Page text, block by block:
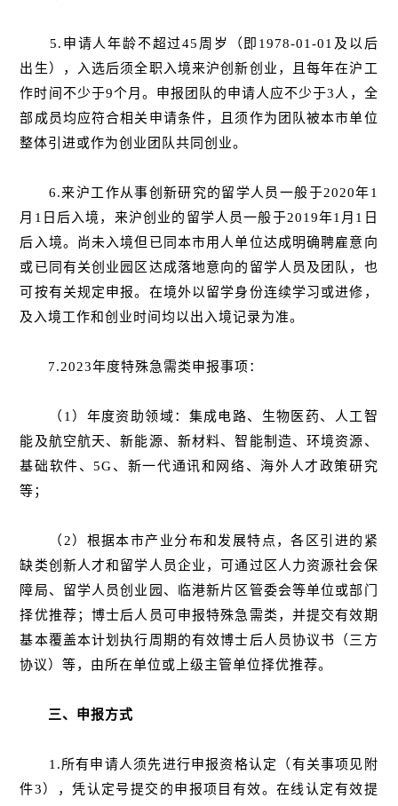
5.申请人年龄不超过45周岁（即1978-01-01及以后
出生），入选后须全职入境来沪创新创业，且每年在沪工
作时间不少于9个月。申报团队的申请人应不少于3人，全
部成员均应符合相关申请条件，且须作为团队被本市单位
整体引进或作为创业团队共同创业。
6.来沪工作从事创新研究的留学人员一般于2020年1
月1日后入境，来沪创业的留学人员一般于2019年1月1日
后入境。尚未入境但已同本市用人单位达成明确聘雇意向
或已同有关创业园区达成落地意向的留学人员及团队，也
可按有关规定申报。在境外以留学身份连续学习或进修，
及入境工作和创业时间均以出入境记录为准。
7.2023年度特殊急需类申报事项：
（1）年度资助领域：集成电路、生物医药、人工智
能及航空航天、新能源、新材料、智能制造、环境资源、
基础软件、5G、新一代通讯和网络、海外人才政策研究
等；
（2）根据本市产业分布和发展特点，各区引进的紧
缺类创新人才和留学人员企业，可通过区人力资源社会保
障局、留学人员创业园、临港新片区管委会等单位或部门
择优推荐；博士后人员可申报特殊急需类，并提交有效期
基本覆盖本计划执行周期的有效博士后人员协议书（三方
协议）等，由所在单位或上级主管单位择优推荐。
三、申报方式
1.所有申请人须先进行申报资格认定（有关事项见附
件3），凭认定号提交的申报项目有效。在线认定有效提